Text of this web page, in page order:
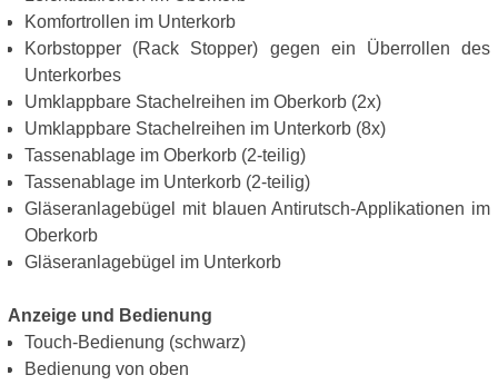
Komfortrollen im Unterkorb
Korbstopper (Rack Stopper) gegen ein Überrollen des
Unterkorbes
Umklappbare Stachelreihen im Oberkorb (2x)
Umklappbare Stachelreihen im Unterkorb (8x)
Tassenablage im Oberkorb (2-teilig)
Tassenablage im Unterkorb (2-teilig)
Gläseranlagebügel mit blauen Antirutsch-Applikationen im
Oberkorb
Gläseranlagebügel im Unterkorb
Anzeige und Bedienung
Touch-Bedienung (schwarz)
Bedienung von oben